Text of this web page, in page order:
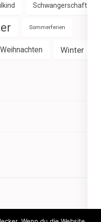
Schwangerschaft
Sommerferien
Weihnachten Winter